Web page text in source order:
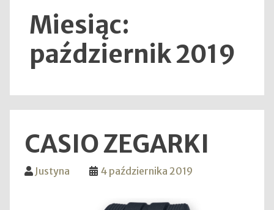
Miesiąc:
październik 2019
CASIO ZEGARKI
Justyna 4 października 2019